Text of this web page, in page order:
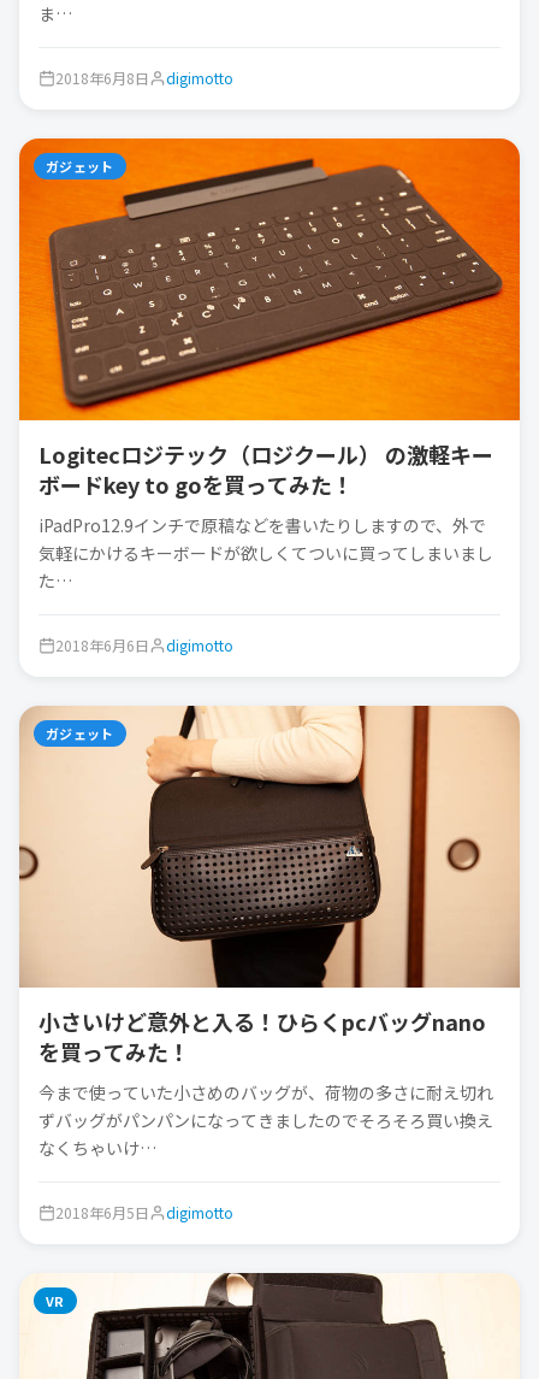
ま…
2018年6月8日 digimotto
ガジェット
Logitecロジテック（ロジクール） の激軽キー
ボードkey to goを買ってみた！
iPadPro12.9インチで原稿などを書いたりしますので、外で
気軽にかけるキーボードが欲しくてついに買ってしまいまし
た…
2018年6月6日 digimotto
ガジェット
小さいけど意外と入る！ひらくpcバッグnano
を買ってみた！
今まで使っていた小さめのバッグが、荷物の多さに耐え切れ
ずバッグがパンパンになってきましたのでそろそろ買い換え
なくちゃいけ…
2018年6月5日 digimotto
VR